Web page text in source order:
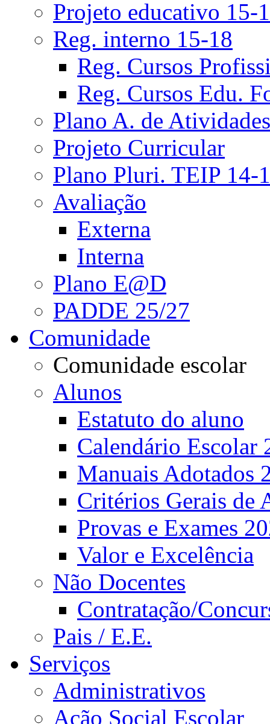
Projeto educativo 15-
Reg. interno 15-18
Reg. Cursos
Reg. Cursos Edu.
Plano A. de Atividades
Projeto Curricular
Plano Pluri. TEIP 14-
Avaliação
Externa
Interna
Plano E@D
PADDE 25/27
Comunidade
Comunidade escolar
Alunos
Estatuto do aluno
Calendário Escolar
Manuais Adotados
Critérios Gerais de
Provas e Exames
Valor e Excelência
Não Docentes
Contratação/
Pais / E.E.
Serviços
Administrativos
Ação Social Escolar